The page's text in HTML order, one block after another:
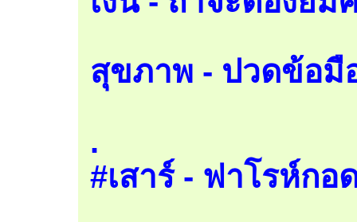
สุขภาพ - ปวดข้อมื
.
#เสาร์ - ฟาโรห์กอ